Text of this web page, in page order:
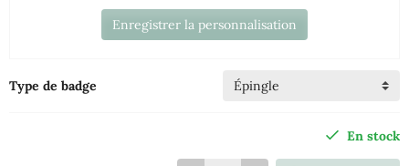
Enregistrer la personnalisation
Type de badge
En stock